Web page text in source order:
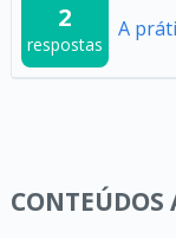
2
respostas
A
CONTEÚDOS